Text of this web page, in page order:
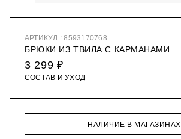
АРТИКУЛ : 8593170768
БРЮКИ ИЗ ТВИЛА С КАРМАНАМИ
3 299 ₽
СОСТАВ И УХОД
НАЛИЧИЕ В МАГАЗИНАХ